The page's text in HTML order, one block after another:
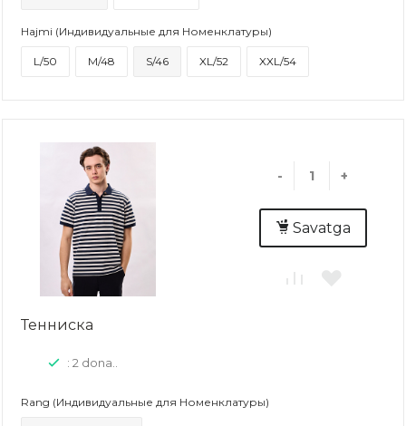
Hajmi (Индивидуальные для Номенклатуры)
L/50 M/48 S/46 XL/52 XXL/54
- +
Savatga
Тенниска
: 2 dona..
Rang (Индивидуальные для Номенклатуры)